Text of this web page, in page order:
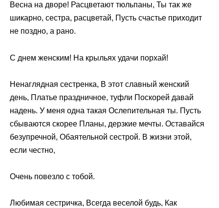
Весна на дворе! Расцветают тюльпаны, Ты так же
шикарно, сестра, расцветай, Пусть счастье приходит
не поздно, а рано.
С днем женским! На крыльях удачи порхай!
Ненаглядная сестренка, В этот славный женский
день, Платье праздничное, туфли Поскорей давай
надень. У меня одна такая Ослепительная ты. Пусть
сбываются скорее Планы, дерзкие мечты. Оставайся
безупречной, Обаятельной сестрой. В жизни этой,
если честно,
Очень повезло с тобой.
Любимая сестричка, Всегда веселой будь, Как